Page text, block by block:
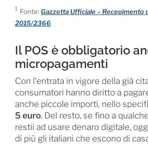
¹ Fonte: Gazzetta Ufficiale – Recepimento
2015/2366
Il POS è obbligatorio
micropagamenti
Con l’entrata in vigore della già
consumatori hanno diritto a
anche piccole importi, nello
5 euro. Del resto, se fino a
restii ad usare denaro digitale,
di più gli italiani che escono di